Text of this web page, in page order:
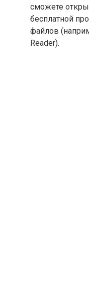
сможете
бесплатной
файлов
Reader).